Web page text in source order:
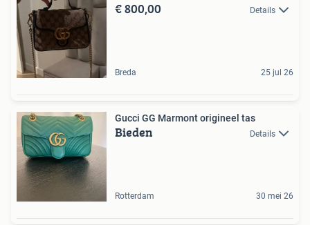
€ 800,00 Details
Breda 25 jul 26
Gucci GG Marmont origineel tas
Bieden Details
Rotterdam 30 mei 26